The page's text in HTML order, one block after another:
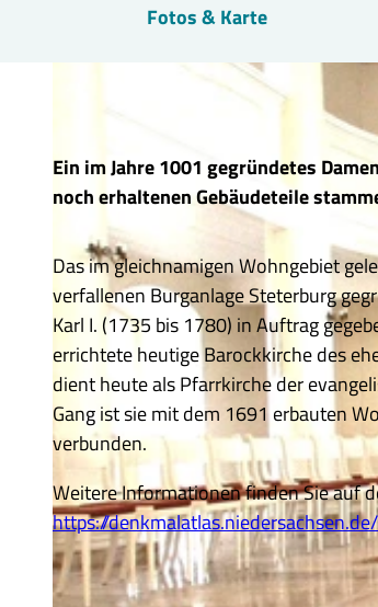
Fotos & Karte
Ein im Jahre 1001 gegründetes
noch erhaltenen Gebäudeteile
Das im gleichnamigen Wohngebiet
verfallenen Burganlage Steterburg
Karl I. (1735 bis 1780) in Auftrag
errichtete heutige Barockkirche des
dient heute als Pfarrkirche der
Gang ist sie mit dem 1691 erbauten
verbunden.
Weitere Informationen finden Sie auf
https://